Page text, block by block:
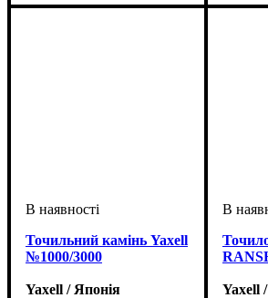
Точильний камінь Yaxell
№1000/3000
Yaxell / Японія Yaxell